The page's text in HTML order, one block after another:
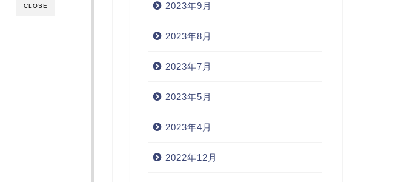
CLOSE 2023年9月
2023年8月
2023年7月
2023年5月
2023年4月
2022年12月